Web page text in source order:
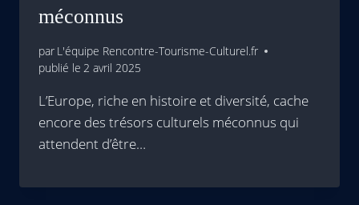
méconnus
par L'équipe Rencontre-Tourisme-Culturel.fr
publié le 2 avril 2025
L’Europe, riche en histoire et diversité, cache
encore des trésors culturels méconnus qui
attendent d’être…